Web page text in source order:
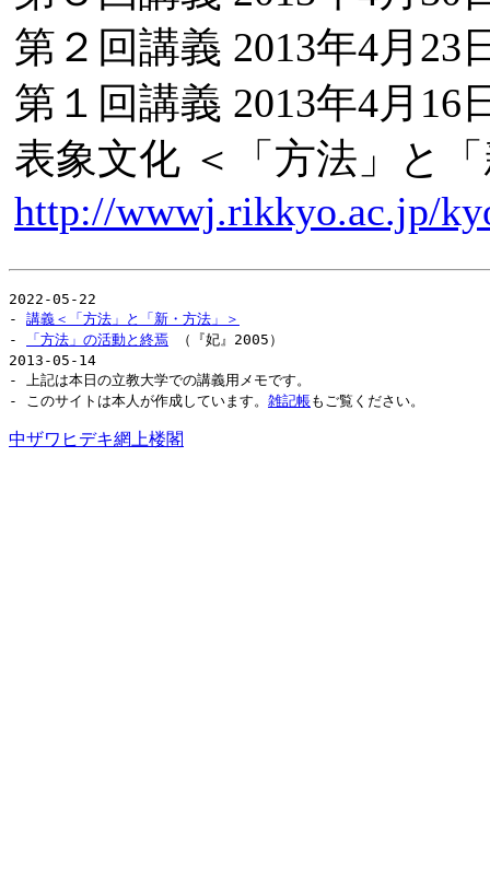
第２回講義 2013年4月23
第１回講義 2013年4月16
表象文化 ＜「方法」と
http://wwwj.rikkyo.ac.jp/
2022-05-22
- 講義＜「方法」と「新・方法」＞
-
「方法」の活動と終焉 （『妃』2005）
2013-05-14
- 上記は本日の立教大学での講義用メモです。
- このサイトは本人が作成しています。 雑記帳もご覧ください。
中ザワヒデキ網上楼閣